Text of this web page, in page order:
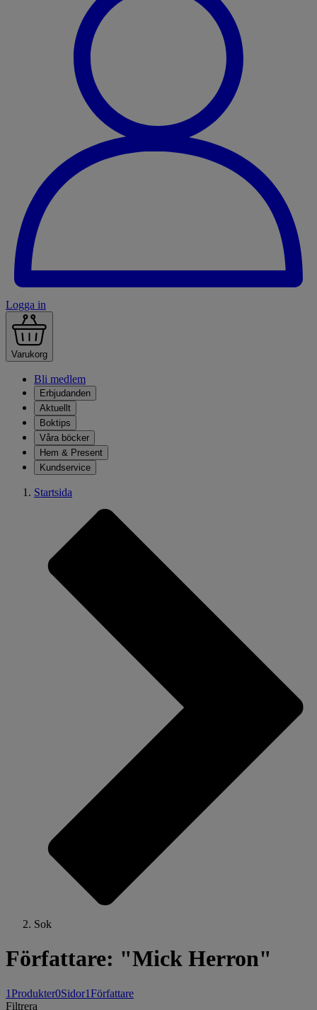
Logga in
Varukorg
Bli medlem
Erbjudanden
Aktuellt
Boktips
Våra böcker
Hem & Present
Kundservice
Startsida
Sok
Författare: "Mick Herron"
1Produkter0Sidor1Författare
Filtrera